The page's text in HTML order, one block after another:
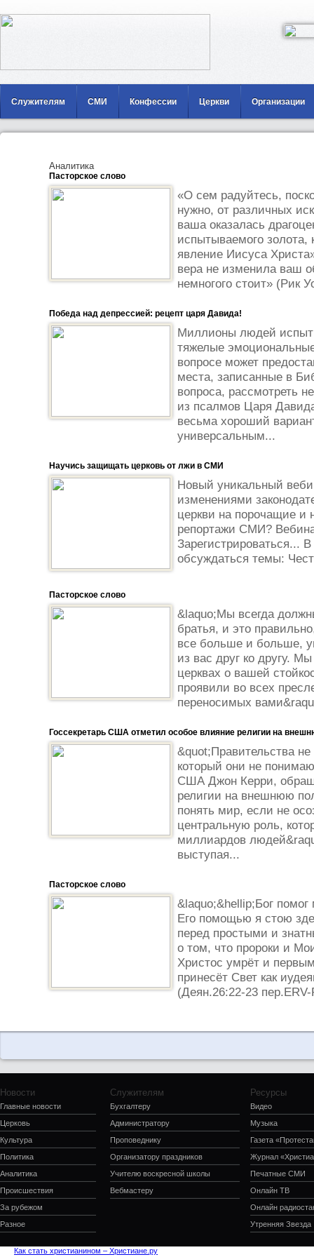
Служителям СМИ Конфессии Церкви Организации
Аналитика
Пасторское слово
«О сем радуйтесь,
нужно, от различных
ваша оказалась
испытываемого золота,
явление Иисуса
вера не изменила ваш
немногого стоит» (Рик
Победа над депрессией: рецепт царя Давида!
Миллионы людей
тяжелые
вопросе может
места, записанные в
вопроса, рассмотреть
из псалмов Царя
весьма хороший
универсальным...
Научись защищать церковь от лжи в СМИ
Новый уникальный
изменениями
церкви на порочащие и
репортажи СМИ?
Зарегистрироваться...
обсуждаться темы:
Пасторское слово
&laquo;Мы всегда
братья, и это
все больше и больше,
из вас друг ко другу.
церквах о вашей
проявили во всех
переносимых
Госсекретарь США отметил особое влияние религии на
&quot;Правительства
который они не
США Джон Керри,
религии на внешнюю
понять мир, если не
центральную роль,
миллиардов
выступая...
Пасторское слово
&laquo;&hellip;Бог помог
Его помощью я стою
перед простыми и
о том, что пророки и
Христос умрёт и
принесёт Свет как
(Деян.26:22-23
Новости
Главные новости
Церковь
Культура
Политика
Аналитика
Происшествия
За рубежом
Разное
Служителям
Бухгалтеру
Администратору
Проповеднику
Организатору праздников
Учителю воскресной школы
Вебмастеру
Ресурсы
Видео
Музыка
Газета
Журнал
Печатные СМИ
Онлайн ТВ
Онлайн
Утренняя Звезда
Как стать христианином – Христиане.ру